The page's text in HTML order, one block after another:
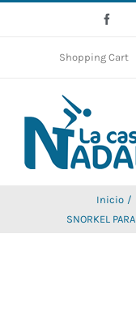
Shopping Cart
Inicio
SNORKEL